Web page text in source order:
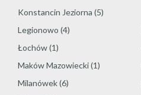
Konstancin Jeziorna (5)
Legionowo (4)
Łochów(1)
Maków Mazowiecki(1)
Milanówek(6)